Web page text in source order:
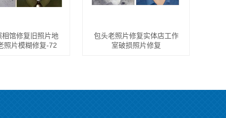
相馆修复旧照片地
照片模糊修复-72
包头老照片修复实体店工作
室破损照片修复